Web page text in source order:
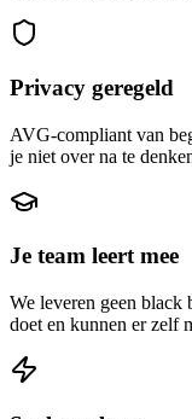
Privacy geregeld
AVG-compliant van
je niet over na te
Je team leert mee
We leveren geen black
doet en kunnen er zelf